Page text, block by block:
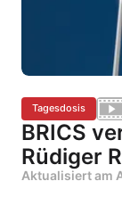
Tagesdosis
BRICS
Rüdiger
Aktualisiert am